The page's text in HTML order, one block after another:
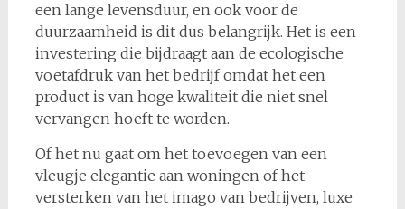
een lange levensduur, en ook voor de
duurzaamheid is dit dus belangrijk. Het is een
investering die bijdraagt aan de ecologische
voetafdruk van het bedrijf omdat het een
product is van hoge kwaliteit die niet snel
vervangen hoeft te worden.
Of het nu gaat om het toevoegen van een
vleugje elegantie aan woningen of het
versterken van het imago van bedrijven, luxe